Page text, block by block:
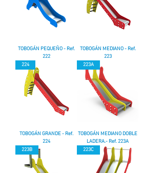
TOBOGÁN PEQUEÑO - Ref.
222
TOBOGÁN MEDIANO - Ref.
223
224
TOBOGÁN GRANDE - Ref.
224
223A
TOBOGÁN MEDIANO DOBLE
LADERA.- Ref. 223A
223B
223C